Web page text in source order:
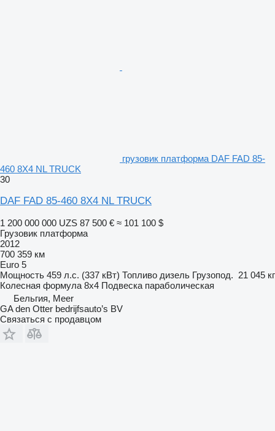
грузовик платформа DAF FAD 85-
460 8X4 NL TRUCK
30
DAF FAD 85-460 8X4 NL TRUCK
1 200 000 000 UZS 87 500 € ≈ 101 100 $
Грузовик платформа
2012
700 359 км
Euro 5
Мощность 459 л.с. (337 кВт) Топливо дизель Грузопод. 21 045 кг
Колесная формула 8x4 Подвеска параболическая
Бельгия, Meer
GA den Otter bedrijfsauto’s BV
Связаться с продавцом